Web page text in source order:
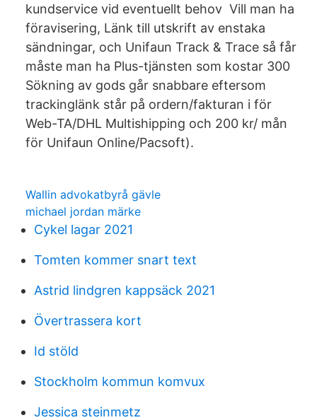
kundservice vid eventuellt behov Vill man ha
föravisering, Länk till utskrift av enstaka
sändningar, och Unifaun Track & Trace så får
måste man ha Plus-tjänsten som kostar 300
Sökning av gods går snabbare eftersom
trackinglänk står på ordern/fakturan i för
Web-TA/DHL Multishipping och 200 kr/ mån
för Unifaun Online/Pacsoft).
Wallin advokatbyrå gävle
michael jordan märke
Cykel lagar 2021
Tomten kommer snart text
Astrid lindgren kappsäck 2021
Övertrassera kort
Id stöld
Stockholm kommun komvux
Jessica steinmetz